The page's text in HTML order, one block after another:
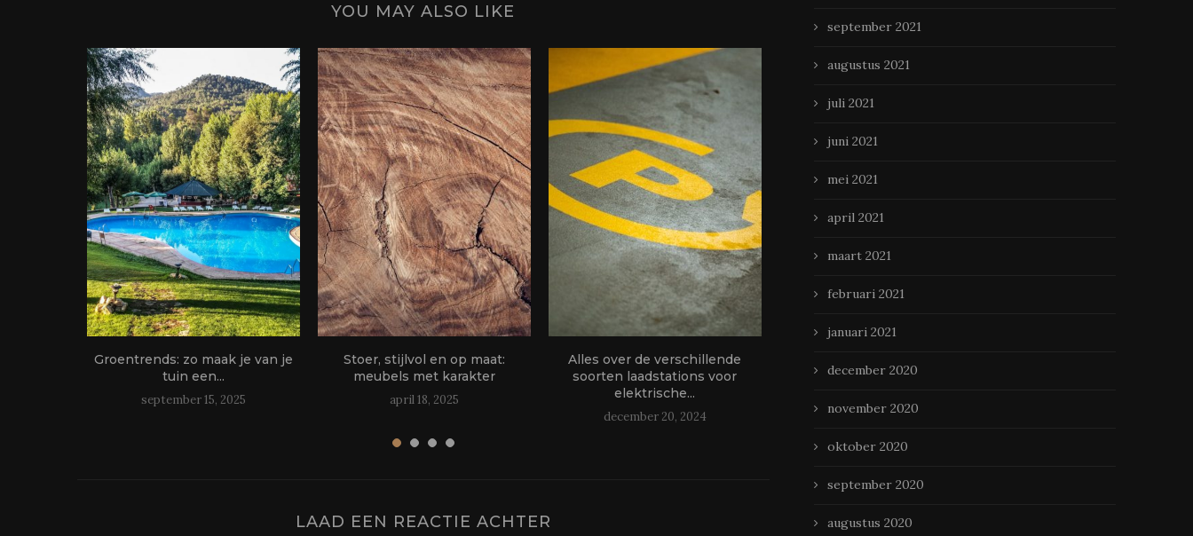
YOU MAY ALSO LIKE
Groentrends: zo maak je van je
tuin een...
september 15, 2025
Stoer, stijlvol en op maat:
meubels met karakter
april 18, 2025
Alles over de verschillende
soorten laadstations voor
elektrische...
december 20, 2024
digitale wereld
LAAD EEN REACTIE ACHTER
september 2021
augustus 2021
juli 2021
juni 2021
mei 2021
april 2021
maart 2021
februari 2021
januari 2021
december 2020
november 2020
oktober 2020
september 2020
augustus 2020